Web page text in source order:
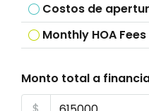
Costos de
Monthly HOA Fees
Monto total a